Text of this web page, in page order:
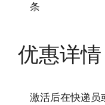
条
优惠详情
激活后在快递员